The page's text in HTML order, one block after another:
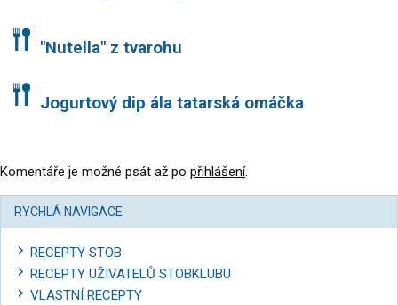
"Nutella" z tvarohu
Jogurtový dip ála tatarská omáčka
Komentáře je možné psát až po přihlášení.
RYCHLÁ NAVIGACE
RECEPTY STOB
RECEPTY UŽIVATELŮ STOBKLUBU
VLASTNÍ RECEPTY